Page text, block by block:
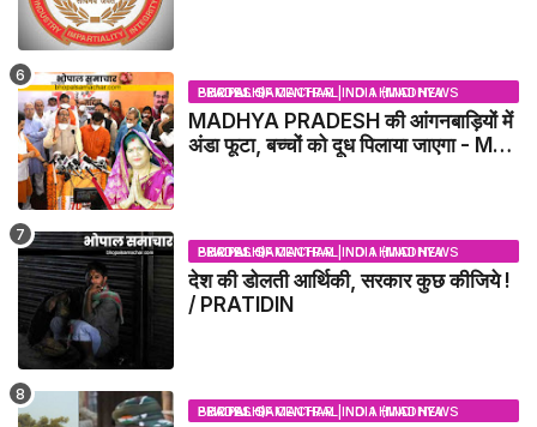
BHOPAL SAMACHAR | NO 1 HINDI NEWS PORTAL OF CENTRAL INDIA (MADHYA PRADESH)
MADHYA PRADESH की आंगनबाड़ियों में
अंडा फूटा, बच्चों को दूध पिलाया जाएगा - MP
BHOPAL SAMACHAR | NO 1 HINDI NEWS PORTAL OF CENTRAL INDIA (MADHYA PRADESH)
देश की डोलती आर्थिकी, सरकार कुछ कीजिये !
/ PRATIDIN
BHOPAL SAMACHAR | NO 1 HINDI NEWS PORTAL OF CENTRAL INDIA (MADHYA PRADESH)